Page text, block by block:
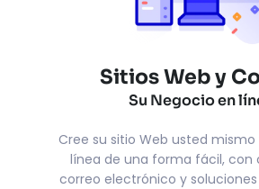
Sitios Web y
Su Negocio en
Cree su sitio Web usted
línea de una forma fácil, con
correo electrónico y